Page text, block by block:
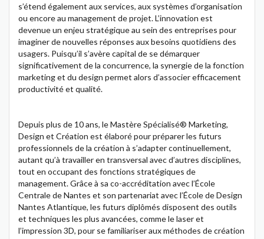
s’étend également aux services, aux systèmes d’organisation
ou encore au management de projet. L’innovation est
devenue un enjeu stratégique au sein des entreprises pour
imaginer de nouvelles réponses aux besoins quotidiens des
usagers. Puisqu’il s’avère capital de se démarquer
significativement de la concurrence, la synergie de la fonction
marketing et du design permet alors d’associer efficacement
productivité et qualité.
Depuis plus de 10 ans, le Mastère Spécialisé® Marketing,
Design et Création est élaboré pour préparer les futurs
professionnels de la création à s’adapter continuellement,
autant qu’à travailler en transversal avec d’autres disciplines,
tout en occupant des fonctions stratégiques de
management. Grâce à sa co-accréditation avec l’École
Centrale de Nantes et son partenariat avec l’École de Design
Nantes Atlantique, les futurs diplômés disposent des outils
et techniques les plus avancées, comme le laser et
l’impression 3D, pour se familiariser aux méthodes de création